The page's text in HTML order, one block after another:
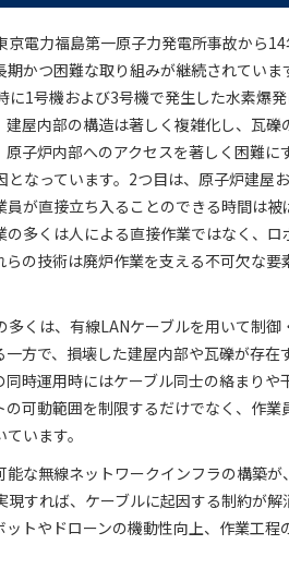
電力福島第一原子力発電所事故から
かつ困難な取り組みが継続されていま
1号機および3号機で発生した水素爆発
屋内部の構造は著しく複雑化し、瓦礫
子炉内部へのアクセスを著しく困難に
なっています。2つ目は、原子炉建屋
が直接立ち入ることのできる時間は被
多くは人による直接作業ではなく、ロ
の技術は廃炉作業を支える不可欠な要
くは、有線LANケーブルを用いて制御
方で、損壊した建屋内部や瓦礫が存在
時運用時にはケーブル同士の絡まりや
可動範囲を制限するだけでなく、作業
います。
な無線ネットワークインフラの構築が
すれば、ケーブルに起因する制約が解
トやドローンの機動性向上、作業工程